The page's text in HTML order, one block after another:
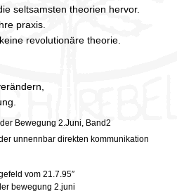
seltsamsten theorien hervor.
praxis.
revolutionäre theorie.
Bewegung 2.Juni, Band2
unnennbar direkten kommunikation
vom 21.7.95″
bewegung 2.juni